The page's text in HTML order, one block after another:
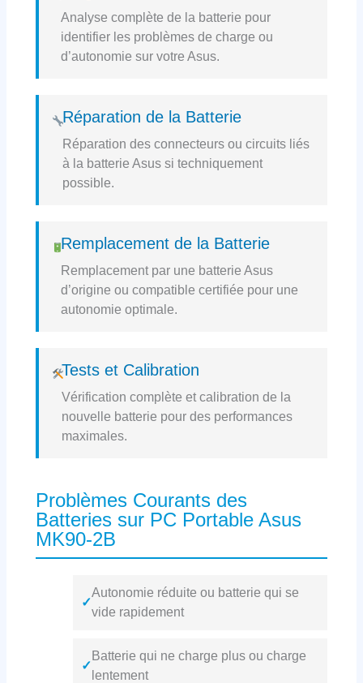
Analyse complète de la batterie pour
identifier les problèmes de charge ou
d’autonomie sur votre Asus.
Réparation de la Batterie
Réparation des connecteurs ou circuits liés
à la batterie Asus si techniquement
possible.
Remplacement de la Batterie
Remplacement par une batterie Asus
d’origine ou compatible certifiée pour une
autonomie optimale.
Tests et Calibration
Vérification complète et calibration de la
nouvelle batterie pour des performances
maximales.
Problèmes Courants des
Batteries sur PC Portable Asus
MK90-2B
✓
Autonomie réduite ou batterie qui se
vide rapidement
✓
Batterie qui ne charge plus ou charge
lentement